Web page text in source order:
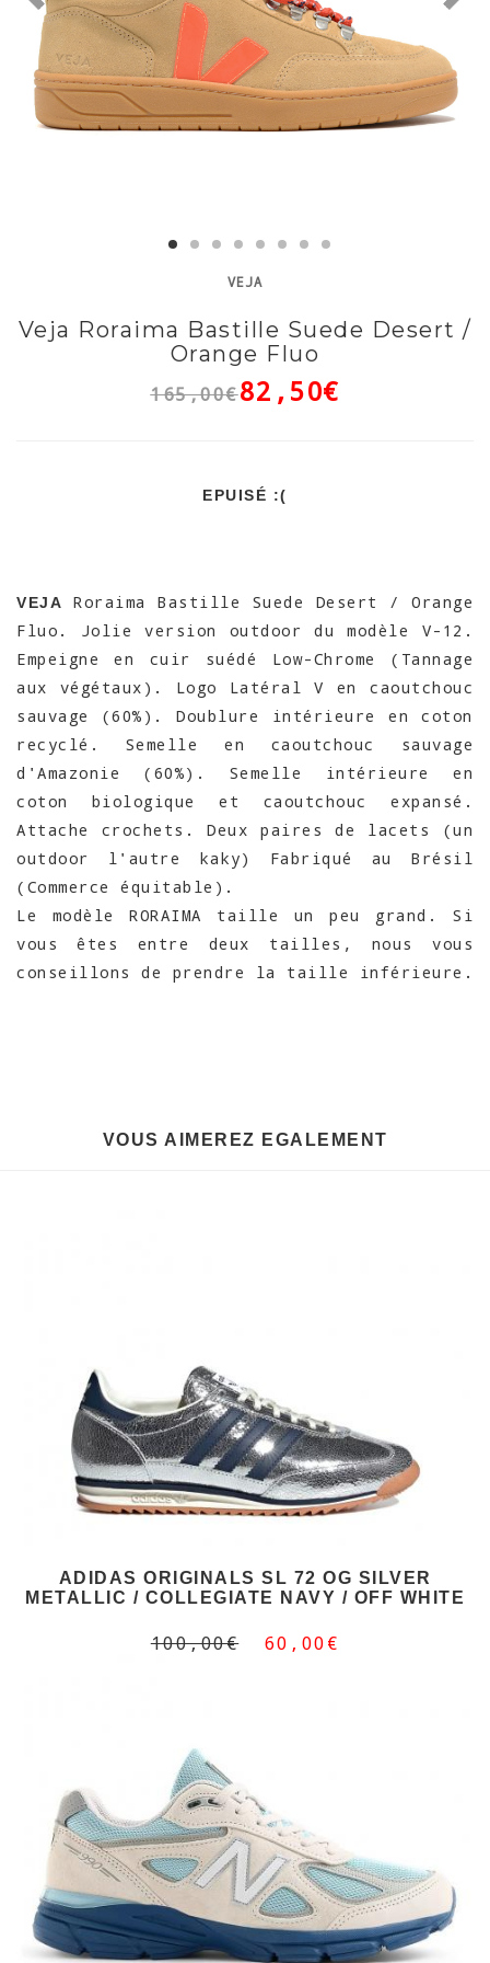
VEJA
Veja Roraima Bastille Suede Desert /
Orange Fluo
165,00€82,50€
EPUISÉ :(
VEJA
Roraima Bastille Suede Desert / Orange
Fluo. Jolie version outdoor du modèle V-12.
Empeigne en cuir suédé Low-Chrome (Tannage
aux végétaux). Logo Latéral V en caoutchouc
sauvage (60%). Doublure intérieure en coton
recyclé. Semelle en caoutchouc sauvage
d'Amazonie (60%). Semelle intérieure en
coton biologique et caoutchouc expansé.
Attache crochets. Deux paires de lacets (un
outdoor l'autre kaky) Fabriqué au Brésil
(Commerce équitable).
Le modèle RORAIMA taille un peu grand. Si
vous êtes entre deux tailles, nous vous
conseillons de prendre la taille inférieure.
VOUS AIMEREZ EGALEMENT
ADIDAS ORIGINALS SL 72 OG SILVER
METALLIC / COLLEGIATE NAVY / OFF WHITE
100,00€ 60,00€